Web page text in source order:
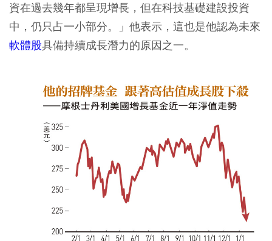
資在過去幾年都呈現增長，但在科技基礎建設投資
中，仍只占一小部分。」他表示，這也是他認為未來
軟體股具備持續成長潛力的原因之一。